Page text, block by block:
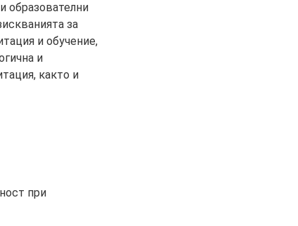
образователни
за
и обучение,
и
както и
при